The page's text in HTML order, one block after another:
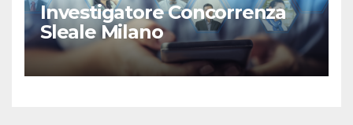
Investigatore Concorrenza
Sleale Milano